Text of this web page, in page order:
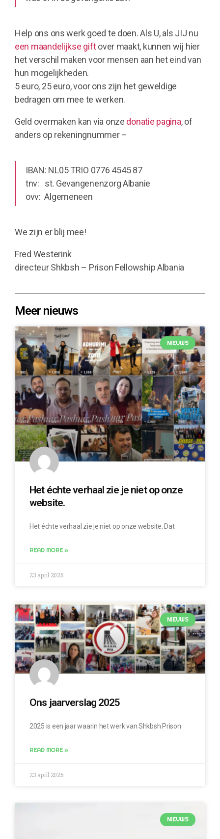
Help ons ons werk goed te doen. Als U, als JIJ nu
een maandelijkse giftover maakt, kunnen wij hier
het verschil maken voor mensen aan het eind van
hun mogelijkheden.
5 euro, 25 euro, voor ons zijn het geweldige
bedragen om mee te werken.
Geld overmaken kan via onze donatie pagina, of
anders op rekeningnummer –
IBAN: NL05 TRIO 0776 4545 87
tnv: st. Gevangenenzorg Albanie
ovv: Algemeneen
We zijn er blij mee!
Fred Westerink
directeur Shkbsh – Prison Fellowship Albania
Meer nieuws
NIEUWS
Het échte verhaal zie je niet op onze
website.
Het échte verhaal zie je niet op onze website. Dat
READ MORE »
23 april 2026
NIEUWS
Ons jaarverslag 2025
2025 is een jaar waarin het werk van Shkbsh Prison
READ MORE »
23 april 2026
NIEUWS